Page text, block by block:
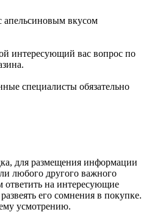
вкусом
интересующий вас вопрос по
специалисты обязательно
для размещения информации
любого другого важного
ответить на интересующие
его сомнения в покупке.
усмотрению.